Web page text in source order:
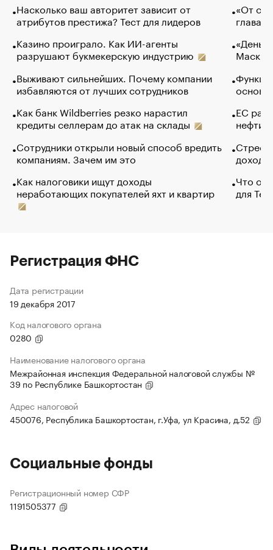
Насколько ваш авторитет зависит от
атрибутов престижа? Тест для лидеров
Казино проиграло. Как ИИ-агенты
разрушают букмекерскую индустрию
Выживают сильнейших. Почему компании
избавляются от лучших сотрудников
Как банк Wildberries резко нарастил
кредиты селлерам до атак на склады
Сотрудники открыли новый способ вредить
компаниям. Зачем им это
Как налоговики ищут доходы
неработающих покупателей яхт и квартир
«От
глава
Маск в
основ
ЕС
нефти
Что
для
Регистрация ФНС
Дата регистрации
19 декабря 2017
Код налогового органа
0280
Наименование налогового органа
Межрайонная инспекция Федеральной налоговой службы №
39 по Республике Башкортостан
Адрес налоговой
450076, Республика Башкортостан, г.Уфа, ул Красина, д.52
Социальные фонды
Регистрационный номер СФР
1191505377